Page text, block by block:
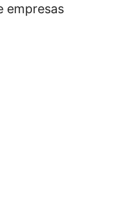
empresas